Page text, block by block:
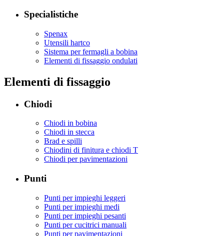
Specialistiche
Spenax
Utensili hartco
Sistema per fermagli a bobina
Elementi di fissaggio ondulati
Elementi di fissaggio
Chiodi
Chiodi in bobina
Chiodi in stecca
Brad e spilli
Chiodini di finitura e chiodi T
Chiodi per pavimentazioni
Punti
Punti per impieghi leggeri
Punti per impieghi medi
Punti per impieghi pesanti
Punti per cucitrici manuali
Punti per pavimentazioni